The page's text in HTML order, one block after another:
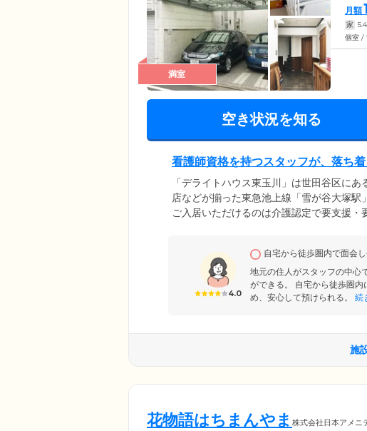
満室
月額
家 5.4
個室 /
空き状況を知る
看護師資格を持つスタッフが、落ち
「デライトハウス東玉川」は世田谷区に
店などが揃った東急池上線「雪が谷大塚
ご入居いただけるのは介護認定で要支援・
減できるよう、高額が入居金はいただい
4.0
自宅から徒歩圏内で面会
地元の住人がスタッフの中心
ができる。 自宅から徒歩圏
め、安心して預けられる。
続
施
花物語はちまんやま 株式会社日本アメニ